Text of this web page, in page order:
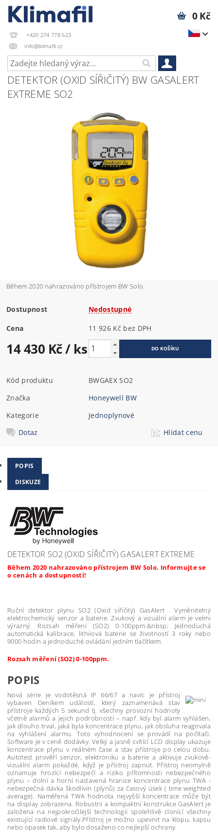
+420 274 778 623
info@klimafil.cz
0 Kč
DETEKTOR (OXID SÍŘIČITÝ) BW GASALERT
EXTREME SO2
Během 2020 nahrazováno přístrojem BW Solo.
Dostupnost Nedostupné
Cena 11 926 Kč bez DPH
14 430 Kč/ ks
Kód produktu
BWGAEX SO2
Značka
Honeywell BW
Kategorie
Jednoplynové
Dotaz
Hlídat cenu
POPIS
DISKUZE
DETEKTOR SO2 (OXID SÍŘIČITÝ) GASALERT EXTREME
Během 2020 nahrazováno přístrojem BW Solo. Informujte se
o cenách a dostupnosti!
Ruční detektor plynu SO2 (Oxid sířičitý) GasAlert . Vyměnitelný
elektrochemický senzor a baterie. Zvukový a vizuální alarm je velmi
výrazný. Rozsah měření (SO2) 0-100ppm.&nbsp; Jednoduchá
automatická kalibrace, lithiiová baterie se životností 3 roky nebo
9000 hodin a jednoduché ovládání jedním tlačítkem.
Rozsah měření (SO2) 0-100ppm.
POPIS
Nová série je vodotěsná IP 66/67 a navíc je přístroj
vybaven Deníkem událostí, který zaznamenává stav
přístroje každých 5 sekund tj. všechny provozní hodnoty
včetně alarmů a jejich podrobností – např. kdy byl alarm vyhlášen,
jak dlouho trval, jaká byla koncentrace plynu, jak obsluha reagovala
na vyhlášení alarmu. Toto vyhodnocení se provádí na počítači.
Software je v ceně dodávky. Velký a jasně svítící LCD display ukazuje
koncentrace plynu v reálném čase a stav přístroje po celou dobu.
Autotest prověří senzor, elektroniku a baterie a aktivuje zvukově-
vizuální alarm pokaždé, když je přístroj zapnut. Přístroj neomylně
oznamuje hrozící nebezpečí a riziko přítomnosti nebezpečného
plynu – dolní a horní nastavená hranice koncentrace plynu TWA -
nebezpečná dávka škodlivin (plynů) za časový úsek ( time weighted
average). Naměřená TWA hodnota nejvyšší koncentrace může být
na display zobrazena. Robustní a kompaktní konstrukce GasAlert je
založena na nejpokročilejší technologii spolehlivě clonící všechny
existující radiové signály.Přístroj je možno upevnit na klopu, kapsu
nebo opasek tak, aby bylo dosaženo co nejlepší ochrany.